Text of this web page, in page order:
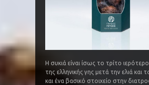
Η συκιά είναι ίσως το τρίτο
της ελληνικής γης μετά την ελιά και
και ένα βασικό στοιχείο στην